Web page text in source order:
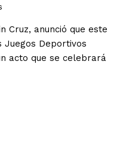
Cruz, anunció que este
Juegos Deportivos
acto que se celebrará